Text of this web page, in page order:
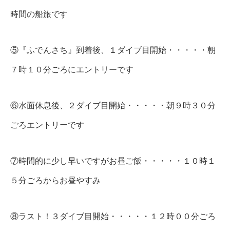
時間の船旅です
⑤『ふでんさち』到着後、１ダイブ目開始・・・・・朝
７時１０分ごろにエントリーです
⑥水面休息後、２ダイブ目開始・・・・・朝９時３０分
ごろエントリーです
⑦時間的に少し早いですがお昼ご飯・・・・・１０時１
５分ごろからお昼やすみ
⑧ラスト！３ダイブ目開始・・・・・１２時００分ごろ